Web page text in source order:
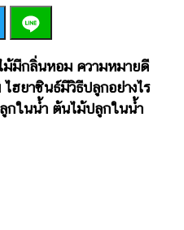
ม้มีกลิ่นหอม ความหมายดี
ยาซินธ์มีวิธีปลูกอย่างไร
กในน้ำ ต้นไม้ปลูกในน้ำ